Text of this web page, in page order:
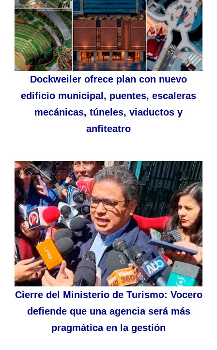
Dockweiler ofrece plan con nuevo
edificio municipal, puentes, escaleras
mecánicas, túneles, viaductos y
anfiteatro
Cierre del Ministerio de Turismo: Vocero
defiende que una agencia será más
pragmática en la gestión